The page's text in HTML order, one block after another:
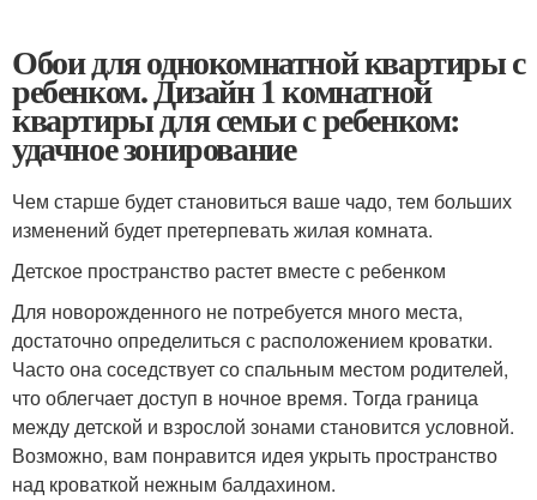
Обои для однокомнатной квартиры с
ребенком. Дизайн 1 комнатной
квартиры для семьи с ребенком:
удачное зонирование
Чем старше будет становиться ваше чадо, тем больших
изменений будет претерпевать жилая комната.
Детское пространство растет вместе с ребенком
Для новорожденного не потребуется много места,
достаточно определиться с расположением кроватки.
Часто она соседствует со спальным местом родителей,
что облегчает доступ в ночное время. Тогда граница
между детской и взрослой зонами становится условной.
Возможно, вам понравится идея укрыть пространство
над кроваткой нежным балдахином.